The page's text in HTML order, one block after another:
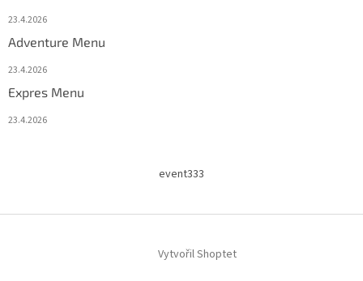
23.4.2026
Adventure Menu
23.4.2026
Expres Menu
23.4.2026
event333
Vytvořil Shoptet